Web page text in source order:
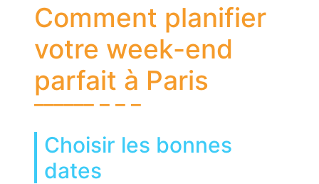
Comment planifier
votre week-end
parfait à Paris
Choisir les bonnes
dates